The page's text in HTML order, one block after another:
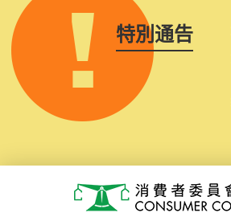
特別通告
消费者委员会